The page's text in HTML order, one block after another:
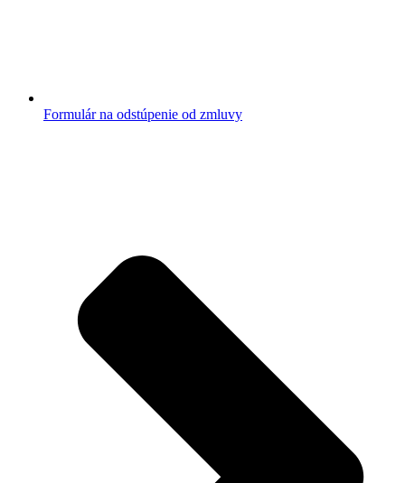
Formulár na odstúpenie od zmluvy